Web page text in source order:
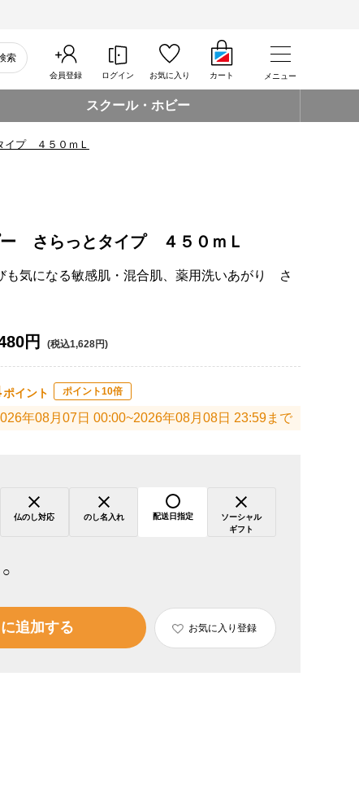
索
会員登録 ログイン お気に入り カート メニュー
スクール・ホビー
イプ ４５０ｍＬ
さらっとタイプ ４５０ｍＬ
も気になる敏感肌・混合肌、薬用洗いあがり さ
円 (税込1,628円)
ポイント ポイント10倍
年08月07日 00:00~2026年08月08日 23:59まで
仏のし対応 のし名入れ 配送日指定
ソーシャル
ギフト
○
追加する お気に入り登録